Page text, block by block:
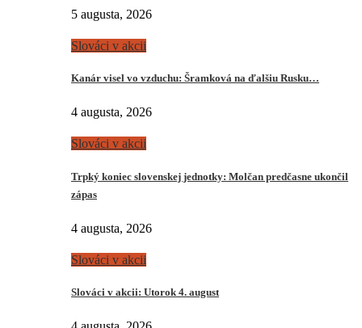
5 augusta, 2026
Slováci v akcii
Kanár visel vo vzduchu: Šramková na ďalšiu Rusku…
4 augusta, 2026
Slováci v akcii
Trpký koniec slovenskej jednotky: Molčan predčasne ukončil
zápas
4 augusta, 2026
Slováci v akcii
Slováci v akcii: Utorok 4. august